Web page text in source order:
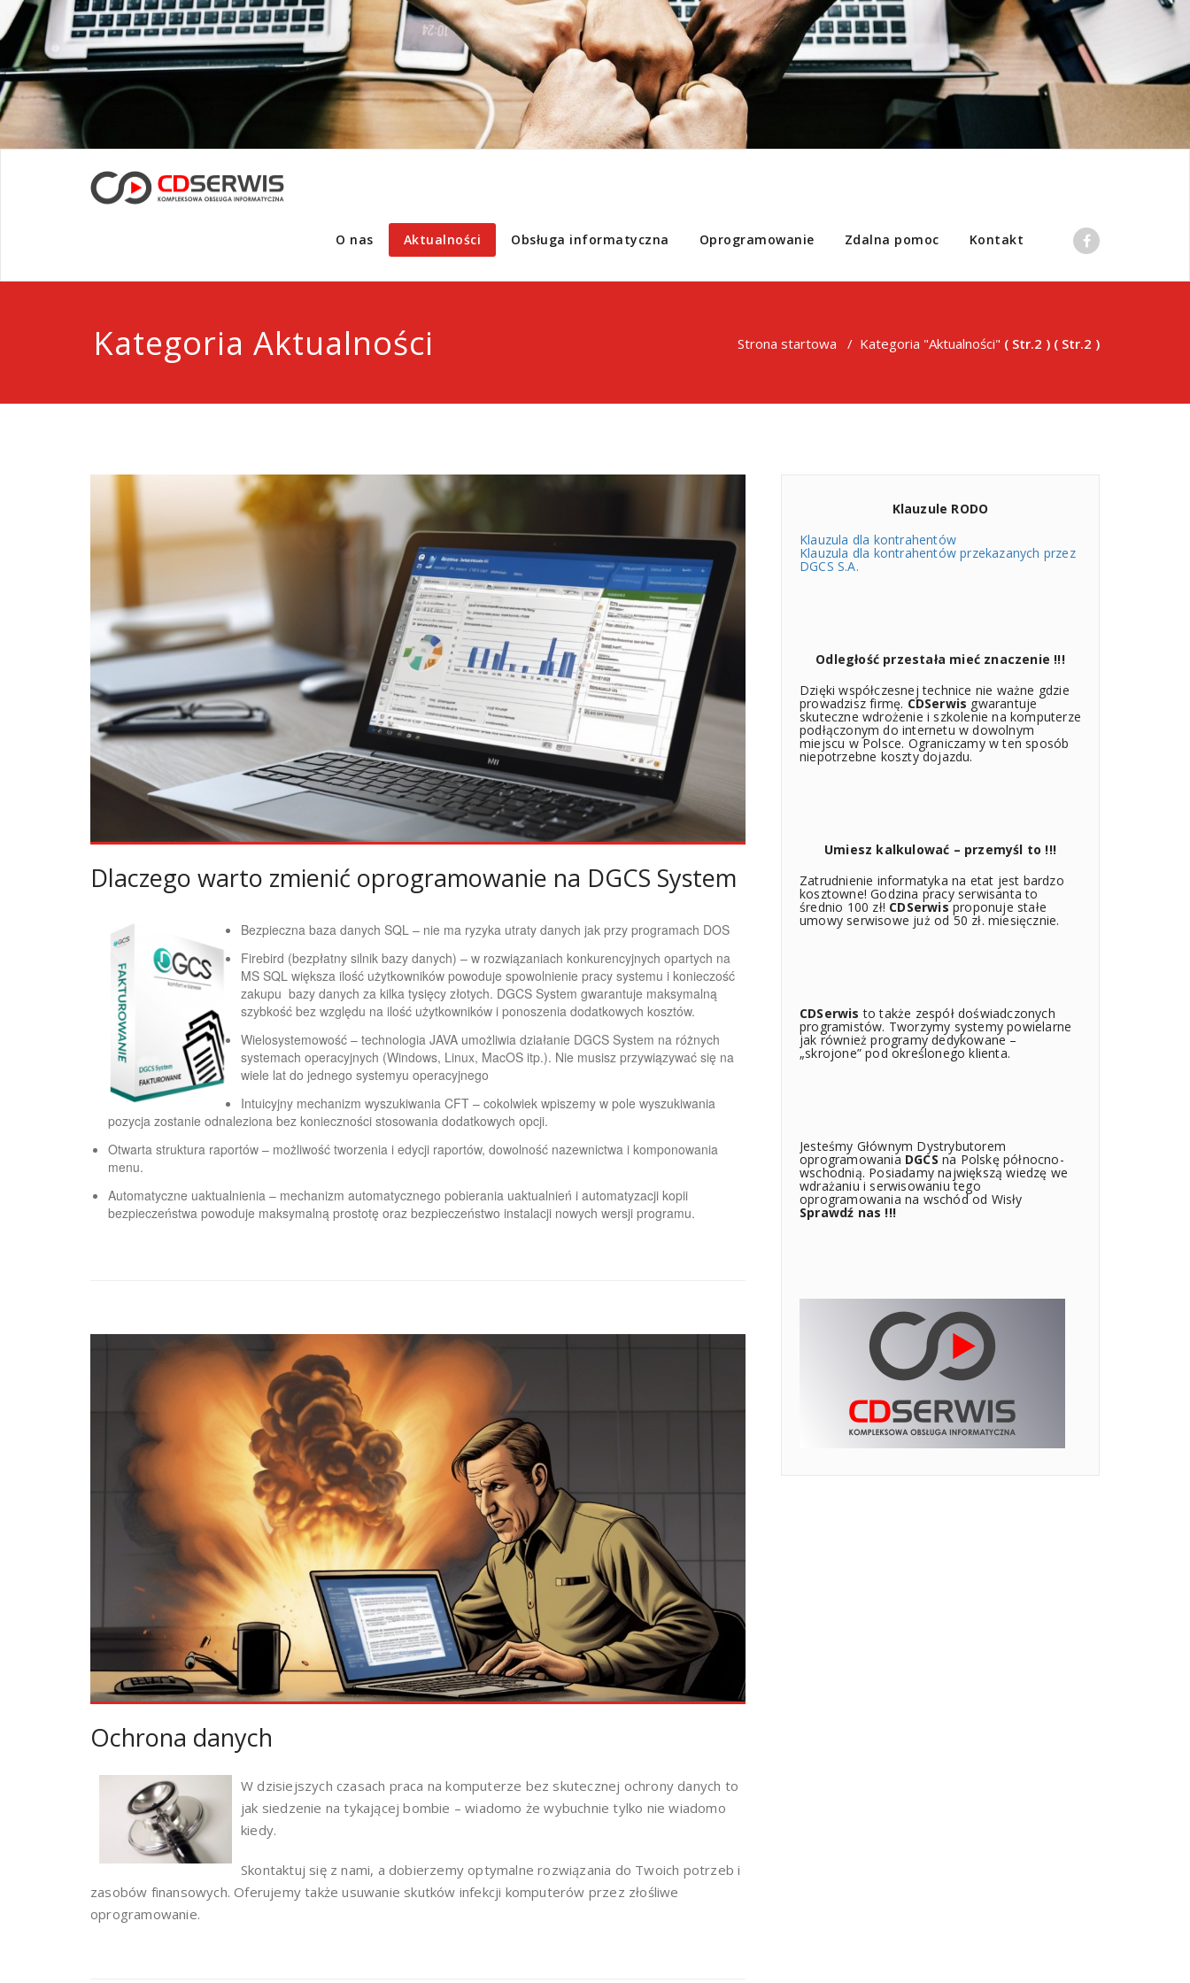
O nas Aktualności Obsługa informatyczna Oprogramowanie Zdalna pomoc Kontakt
Kategoria Aktualności Strona startowa / Kategoria "Aktualności" ( Str.2 ) ( Str.2 )
Dlaczego warto zmienić oprogramowanie na DGCS System
Bezpieczna baza danych SQL – nie ma ryzyka utraty danych jak przy programach DOS
Firebird (bezpłatny silnik bazy danych) – w rozwiązaniach konkurencyjnych opartych na
MS SQL większa ilość użytkowników powoduje spowolnienie pracy systemu i konieczość
zakupu bazy danych za kilka tysięcy złotych. DGCS System gwarantuje maksymalną
szybkość bez względu na ilość użytkowników i ponoszenia dodatkowych kosztów.
Wielosystemowość – technologia JAVA umożliwia działanie DGCS System na różnych
systemach operacyjnych (Windows, Linux, MacOS itp.). Nie musisz przywiązywać się na
wiele lat do jednego systemyu operacyjnego
Intuicyjny mechanizm wyszukiwania CFT – cokolwiek wpiszemy w pole wyszukiwania
pozycja zostanie odnaleziona bez konieczności stosowania dodatkowych opcji.
Otwarta struktura raportów – możliwość tworzenia i edycji raportów, dowolność nazewnictwa i komponowania
menu.
Automatyczne uaktualnienia – mechanizm automatycznego pobierania uaktualnień i automatyzacji kopii
bezpieczeństwa powoduje maksymalną prostotę oraz bezpieczeństwo instalacji nowych wersji programu.
Ochrona danych
W dzisiejszych czasach praca na komputerze bez skutecznej ochrony danych to
jak siedzenie na tykającej bombie – wiadomo że wybuchnie tylko nie wiadomo
kiedy.
Skontaktuj się z nami, a dobierzemy optymalne rozwiązania do Twoich potrzeb i
zasobów finansowych. Oferujemy także usuwanie skutków infekcji komputerów przez złośliwe
oprogramowanie.
Klauzule RODO
Klauzula dla kontrahentów
Klauzula dla kontrahentów przekazanych przez
DGCS S.A.
Odległość przestała mieć znaczenie !!!
Dzięki współczesnej technice nie ważne gdzie
prowadzisz firmę. CDSerwis gwarantuje
skuteczne wdrożenie i szkolenie na komputerze
podłączonym do internetu w dowolnym
miejscu w Polsce. Ograniczamy w ten sposób
niepotrzebne koszty dojazdu.
Umiesz kalkulować – przemyśl to !!!
Zatrudnienie informatyka na etat jest bardzo
kosztowne! Godzina pracy serwisanta to
średnio 100 zł! CDSerwisproponuje stałe
umowy serwisowe już od 50 zł. miesięcznie.
CDSerwis to także zespół doświadczonych
programistów. Tworzymy systemy powielarne
jak również programy dedykowane –
„skrojone” pod określonego klienta.
Jesteśmy Głównym Dystrybutorem
oprogramowania DGCS na Polskę północno-
wschodnią. Posiadamy największą wiedzę we
wdrażaniu i serwisowaniu tego
oprogramowania na wschód od Wisły
Sprawdź nas !!!